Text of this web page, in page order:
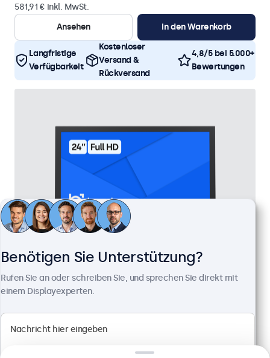
581,91 € inkl. MwSt.
Ansehen
In den Warenkorb
Langfristige
Verfügbarkeit
Kostenloser
Versand &
Rückversand
4,8/5 bei 5.000+
Bewertungen
24 Zoll Monitor Metall
Artikelnummer:24HD7M
1920 x 1080 Auflösung (Full HD)
Benötigen Sie Unterstützung?
Rufen Sie an oder schreiben Sie, und sprechen Sie direkt mit
einem Displayexperten.